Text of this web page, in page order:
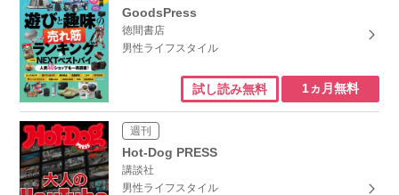
GoodsPress
徳間書店
男性ライフスタイル
試し読み無料 1ヵ月無料
週刊
Hot-Dog PRESS
講談社
男性ライフスタイル